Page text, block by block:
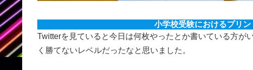
小学校受験におけるプリ
Twitterを見ていると今日は何枚やったとか書いている方が
く勝てないレベルだったなと思いました。